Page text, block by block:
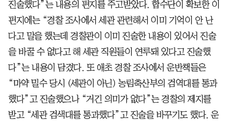
진술했다”는 내용의 편지를 주고받았다. 합수단이 확보한 이
편지에는 “경찰 조사에서 세관 관련해서 이미 기억이 안 난
다고 말을 했는데 경찰관이 이미 진술한 내용이 있어서 진술
을 바꿀 수 없다고 해 세관 직원들이 연루돼 있다고 진술했
다”는 내용이 담겼다. 또 애초 경찰 조사에서 운반책들은
“마약 밀수 당시 (세관이 아닌) 농림축산부의 검역대를 통과
했다”고 진술했으나 “거긴 의미가 없다”는 경찰의 제지를
받고 “세관 검색대를 통과했다”고 진술을 바꾸기도 했다. 운